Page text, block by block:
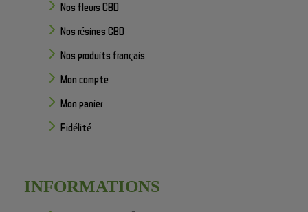
Nos fleurs CBD
Nos résines CBD
Nos produits français
Mon compte
Mon panier
Fidélité
INFORMATIONS